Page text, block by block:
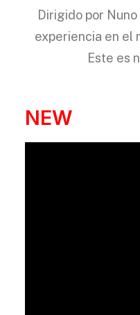
Dirigido por
experiencia en el
Este es
NEW